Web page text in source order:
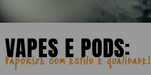
VAPES E PODS:
Vaporize com estilo e qualidade!